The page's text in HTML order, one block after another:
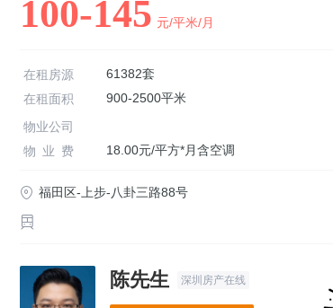
100-145 元/平米/月
在租房源
61382套
在租面积
900-2500平米
物业公司
物业费
18.00元/平方*月含空调
福田区-上步-八卦三路88号
陈先生 深圳房产在线